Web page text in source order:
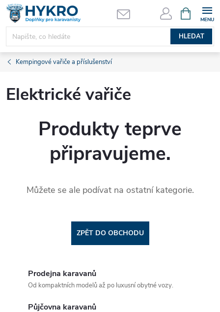
Přejít
obsah
HLEDAT
NÁKUPNÍ
KOŠÍK
Kempingové vařiče a příslušenství
Elektrické vařiče
Produkty teprve
připravujeme.
Můžete se ale podívat na ostatní kategorie.
ZPĚT DO OBCHODU
Prodejna karavanů
Od kompaktních modelů až po luxusní obytné vozy.
Půjčovna karavanů